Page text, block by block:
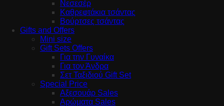
Νεσεσέρ
Καθρεφτάκια τσάντας
Βούρτσες τσάντας
Gifts and Offers
Mini size
Gift Sets Offers
Για την Γυναίκα
Για τον Άνδρα
Σετ Ταξιδιού Gift Set
Special Price
Αξεσουάρ Sales
Αρώματα Sales